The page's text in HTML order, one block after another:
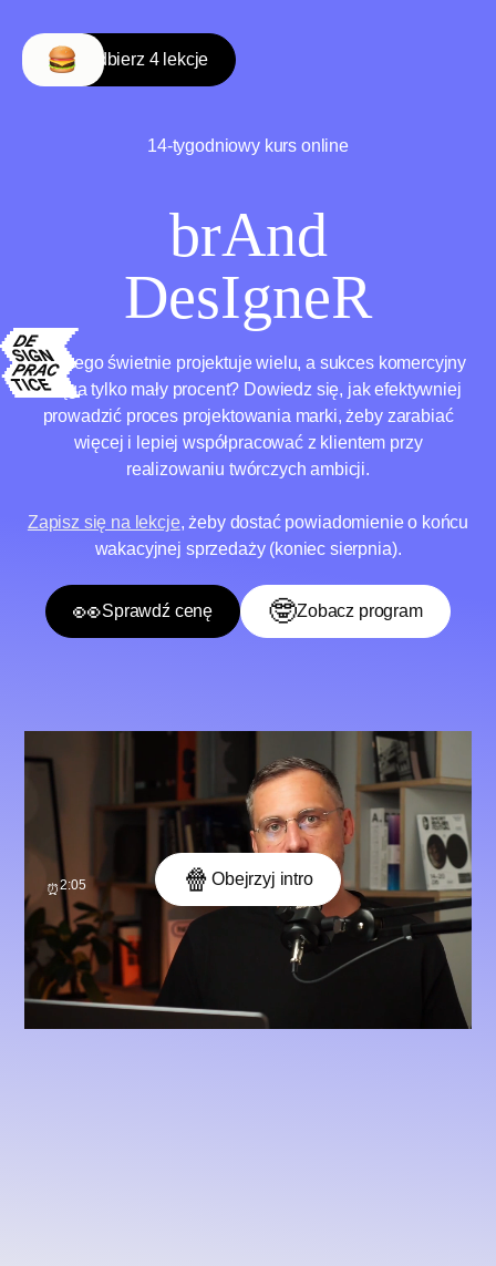
🎁 Odbierz 4 lekcje
14-tygodniowy kurs online
brAnd
DesIgneR
Dlaczego świetnie projektuje wielu, a sukces komercyjny
osiąga tylko mały procent? Dowiedz się, jak efektywniej
prowadzić proces projektowania marki, żeby zarabiać
więcej i lepiej współpracować z klientem przy
realizowaniu twórczych ambicji.
Zapisz się na lekcje, żeby dostać powiadomienie o końcu
wakacyjnej sprzedaży (koniec sierpnia).
👀Sprawdź cenę 🤓Zobacz program
🍿Obejrzyj intro
⏰2:05